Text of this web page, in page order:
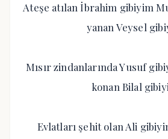
Ateşe atılan İbrahim gibiyim
yanan Veysel
Mısır zindanlarında Yusuf
konan Bilal
Evlatları şehit olan Ali